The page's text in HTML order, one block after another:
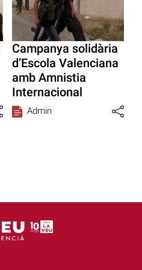
Campanya solidària
d’Escola Valenciana
amb Amnistia
Internacional
Admin